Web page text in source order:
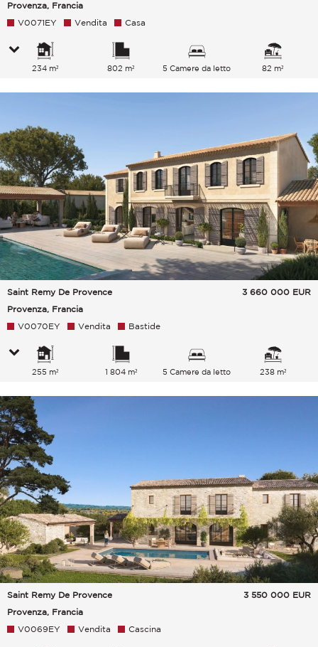
Provenza, Francia
V0071EY Vendita Casa
234 m² 802 m² 5 Camere da letto 82 m²
Saint Remy De Provence
Provenza, Francia
3 660 000 EUR
V0070EY Vendita Bastide
255 m² 1 804 m² 5 Camere da letto 238 m²
Saint Remy De Provence
Provenza, Francia
3 550 000 EUR
V0069EY Vendita Cascina